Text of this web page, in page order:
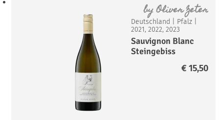
byOliver Zeter
Deutschland Pfalz|
2021, 2022, 2023
Sauvignon Blanc
Steingebiss
€ 15,50